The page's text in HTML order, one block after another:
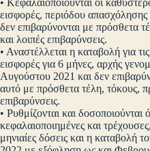
• Κεφαλαιοποιούνται οι
εισφορές, περιόδου απασχόλησης
δεν επιβαρύνονται με πρόσθετα
και λοιπές επιβαρύνσεις.
• Αναστέλλεται η καταβολή για
εισφορές για 6 μήνες, αρχής
Αυγούστου 2021 και δεν
αυτό με πρόσθετα τέλη, τόκους,
επιβαρύνσεις.
• Ρυθμίζονται και
κεφαλαιοποιημένες και
μηνιαίες δόσεις και η καταβολή